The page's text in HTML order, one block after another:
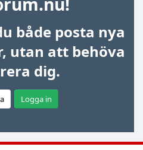
både posta nya
utan att behöva
dig.
Logga in